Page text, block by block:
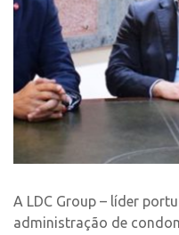
A LDC Group – líder
administração de